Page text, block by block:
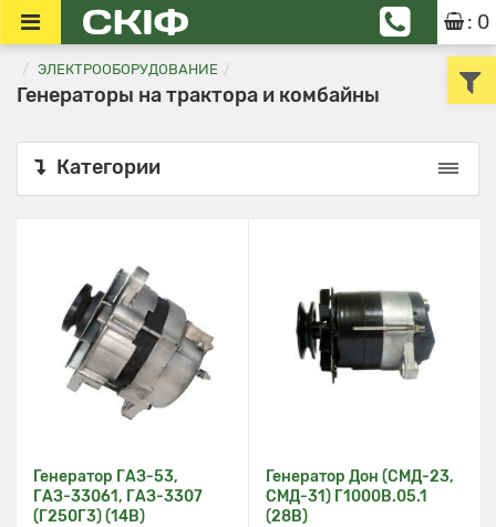
: 0
ЭЛЕКТРООБОРУДОВАНИЕ
Генераторы на трактора и комбайны
Категории
Генератор ГАЗ-53,
ГАЗ-33061, ГАЗ-3307
(Г250Г3) (14В)
Генератор Дон (СМД-23,
СМД-31) Г1000В.05.1
(28В)